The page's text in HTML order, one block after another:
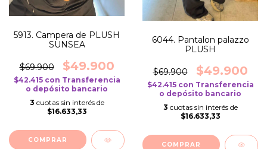
5913. Campera de PLUSH
SUNSEA
$69.900 $49.900
$42.415 con Transferencia
o depósito bancario
3 cuotas sin interés de
$16.633,33
COMPRAR
6044. Pantalon palazzo
PLUSH
$69.900 $49.900
$42.415 con Transferencia
o depósito bancario
3 cuotas sin interés de
$16.633,33
COMPRAR